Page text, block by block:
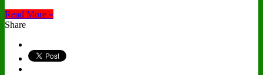
Read More »
Share